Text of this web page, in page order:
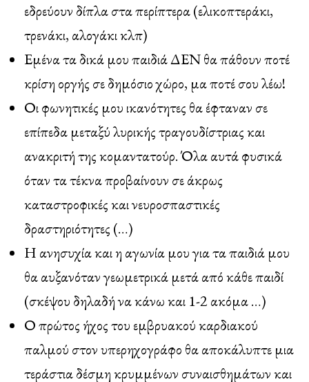
εδρεύουν δίπλα στα περίπτερα (ελικοπτεράκι,
τρενάκι, αλογάκι κλπ)
Εμένα τα δικά μου παιδιά ΔΕΝ θα πάθουν ποτέ
κρίση οργής σε δημόσιο χώρο, μα ποτέ σου λέω!
Οι φωνητικές μου ικανότητες θα έφταναν σε
επίπεδα μεταξύ λυρικής τραγουδίστριας και
ανακριτή της κομαντατούρ. Όλα αυτά φυσικά
όταν τα τέκνα προβαίνουν σε άκρως
καταστροφικές και νευροσπαστικές
δραστηριότητες (…)
Η ανησυχία και η αγωνία μου για τα παιδιά μου
θα αυξανόταν γεωμετρικά μετά από κάθε παιδί
(σκέψου δηλαδή να κάνω και 1-2 ακόμα …)
Ο πρώτος ήχος του εμβρυακού καρδιακού
παλμού στον υπερηχογράφο θα αποκάλυπτε μια
τεράστια δέσμη κρυμμένων συναισθημάτων και